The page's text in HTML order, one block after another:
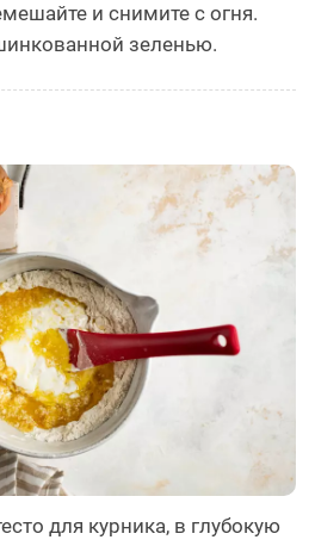
и снимите с огня.
зеленью.
для курника, в глубокую